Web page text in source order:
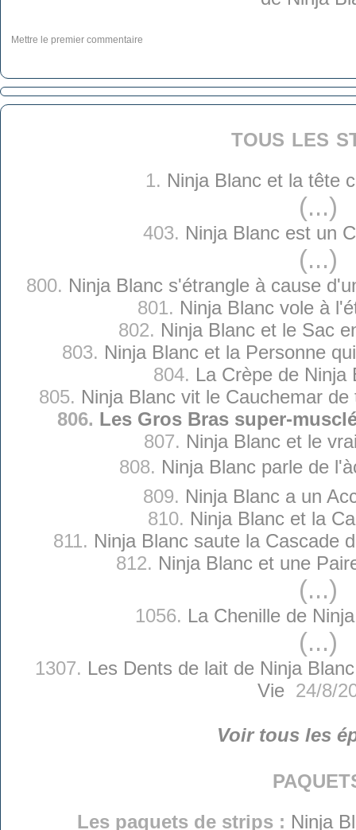
Mettre le premier commentaire
tous les
1. Ninja Blanc et la tête
(...)
403. Ninja Blanc est un
(...)
800. Ninja Blanc s'étrangle à cause
801. Ninja Blanc vole à
802. Ninja Blanc et le Sac
803. Ninja Blanc et la Personne
804. La Crèpe de Ninja
805. Ninja Blanc vit le Cauchemar
806. Les Gros Bras super-
807. Ninja Blanc et le
808. Ninja Blanc parle de
809. Ninja Blanc a un
810. Ninja Blanc et la
811. Ninja Blanc saute la Cascade
812. Ninja Blanc et une
(...)
1056. La Chenille de
(...)
1307. Les Dents de lait de Ninja
Vie24/8/
Voir tous les
Les paquets de strips : Ninja